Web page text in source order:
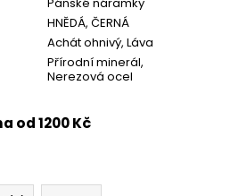
HNĚDÁ, ČERNÁ
Achát ohnivý, Láva
Přírodní minerál,
Nerezová ocel
od 1200 Kč